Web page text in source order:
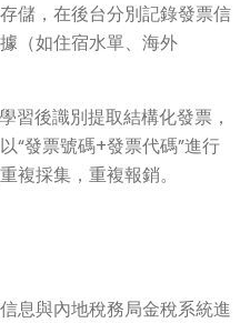
儲，在後台分別記錄發票信
（如住宿水單、海外
習後識別提取結構化發票，
“發票號碼+發票代碼”進行
複採集，重複報銷。
息與內地稅務局金稅系統進